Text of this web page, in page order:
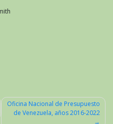
Oficina Nacional de Presupuesto
de Venezuela, años 2016-2022